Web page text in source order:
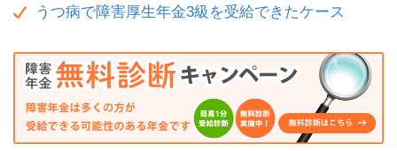
うつ病で障害厚生年金3級を受給できたケース